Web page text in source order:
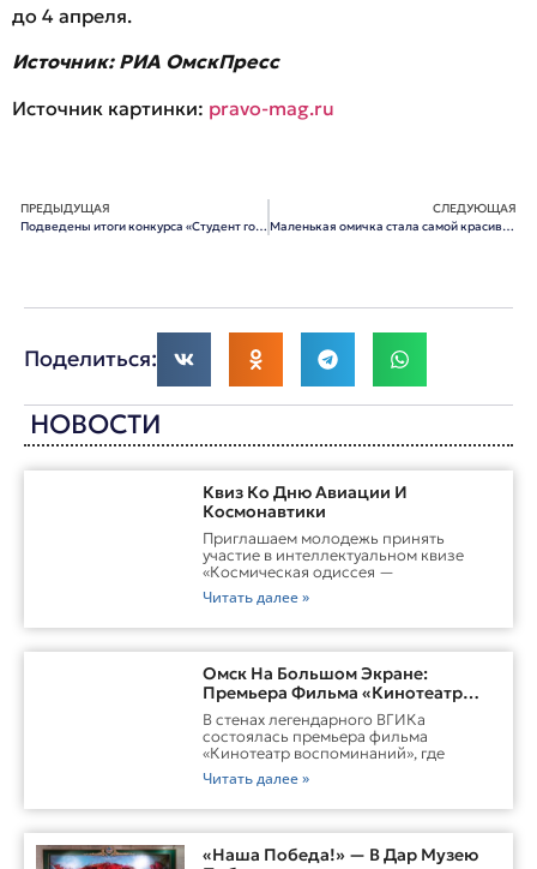
до 4 апреля.
Источник: РИА ОмскПресс
Источник картинки: pravo-mag.ru
ПРЕДЫДУЩАЯ
Подведены итоги конкурса «Студент года-2011»
СЛЕДУЮЩАЯ
Маленькая омичка стала самой красивой в России
Поделиться:
НОВОСТИ
Квиз Ко Дню Авиации И
Космонавтики
Приглашаем молодежь принять
участие в интеллектуальном квизе
«Космическая одиссея —
Читать далее »
Омск На Большом Экране:
Премьера Фильма «Кинотеатр
Воспоминаний»
В стенах легендарного ВГИКа
состоялась премьера фильма
«Кинотеатр воспоминаний», где
Читать далее »
«Наша Победа!» — В Дар Музею